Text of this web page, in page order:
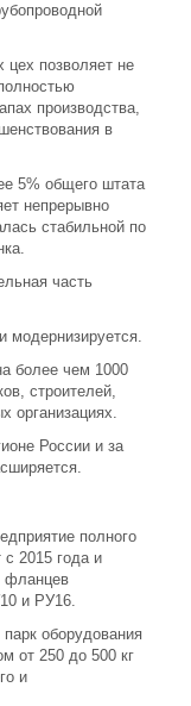
цех позволяет не
производства,
в
5% общего штата
непрерывно
стабильной по
часть
модернизируется.
более чем 1000
строителей,
организациях.
России и за
полного
2015 года и
фланцев
и РУ16.
оборудования
от 250 до 500 кг
и